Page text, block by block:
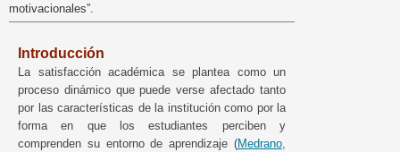
motivacionales”.
Introducción
La satisfacción académica se plantea como un
proceso dinámico que puede verse afectado tanto
por las características de la institución como por la
forma en que los estudiantes perciben y
comprenden su entorno de aprendizaje (Medrano,